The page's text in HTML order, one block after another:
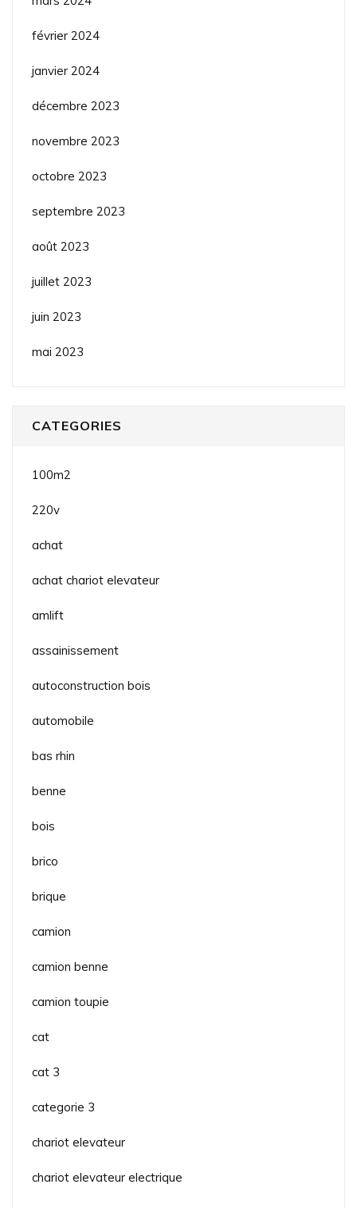
février 2024
janvier 2024
décembre 2023
novembre 2023
octobre 2023
septembre 2023
août 2023
juillet 2023
juin 2023
mai 2023
CATEGORIES
100m2
220v
achat
achat chariot elevateur
amlift
assainissement
autoconstruction bois
automobile
bas rhin
benne
bois
brico
brique
camion
camion benne
camion toupie
cat
cat 3
categorie 3
chariot elevateur
chariot elevateur electrique